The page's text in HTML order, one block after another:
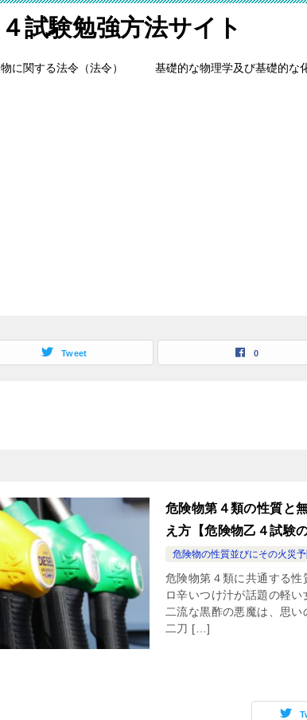
試験勉強方法サイト
に関する法令（法令） 基礎的な物理学及び基礎的な
Tweet 0
危険物第４類の性質と
え方【危険物乙４試験
危険物の性質並びにその火災
危険物第４類に共通する
ロ辛いつけ汁が話題の軽
二流な黒酢の悪魔は、思
二刀 […]